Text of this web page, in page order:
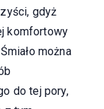
gdyż
komfortowy
można
do tej pory,